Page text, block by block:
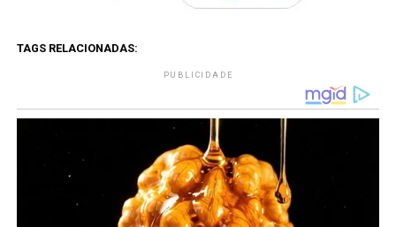
TAGS RELACIONADAS:
PUBLICIDADE